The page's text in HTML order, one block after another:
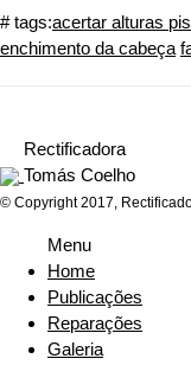
# tags:acertar alturas
enchimento da cabeça
Rectificadora
Tomás Coelho
© Copyright 2017,
Menu
Home
Publicações
Reparações
Galeria